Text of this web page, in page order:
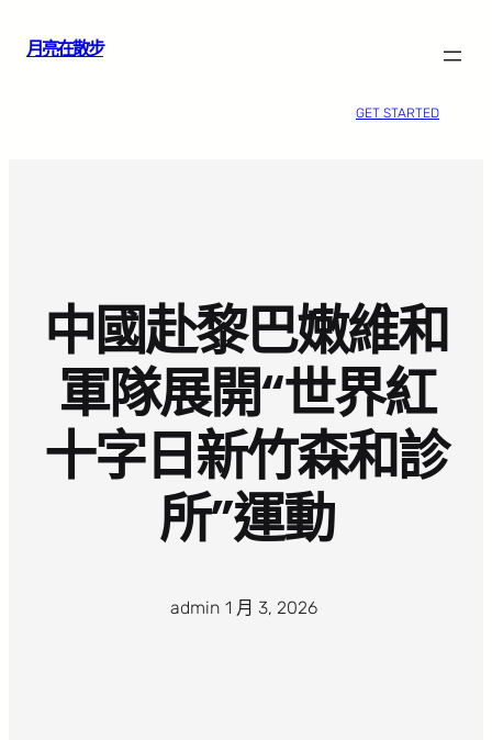
月亮在散步
GET STARTED
中國赴黎巴嫩維和
軍隊展開“世界紅
十字日新竹森和診
所”運動
admin· 1 月 3, 2026·